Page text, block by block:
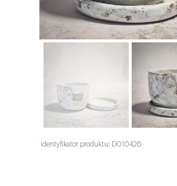
identyfikator produktu: D010426